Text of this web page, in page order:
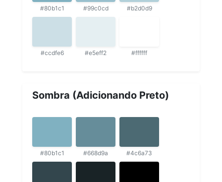
#80b1c1 #99c0cd #b2d0d9
#ccdfe6 #e5eff2 #ffffff
Sombra (Adicionando Preto)
#80b1c1 #668d9a #4c6a73